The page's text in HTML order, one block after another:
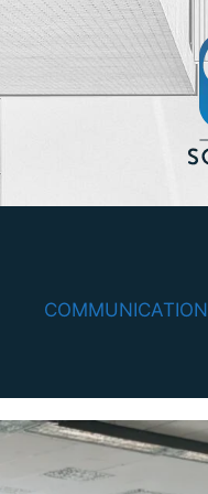
COMMUNICATION